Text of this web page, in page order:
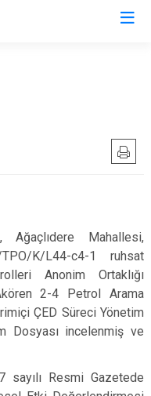
Mahallesi,
K/L44-c4-1 ruhsat
Anonim Ortaklığı
2-4 Petrol Arama
ÇED Süreci Yönetim
Dosyası incelenmiş ve
Resmi Gazetede